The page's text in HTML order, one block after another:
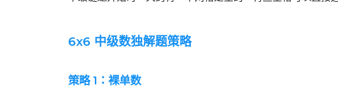
6x6 中级数独解题策略
策略 1：裸单数